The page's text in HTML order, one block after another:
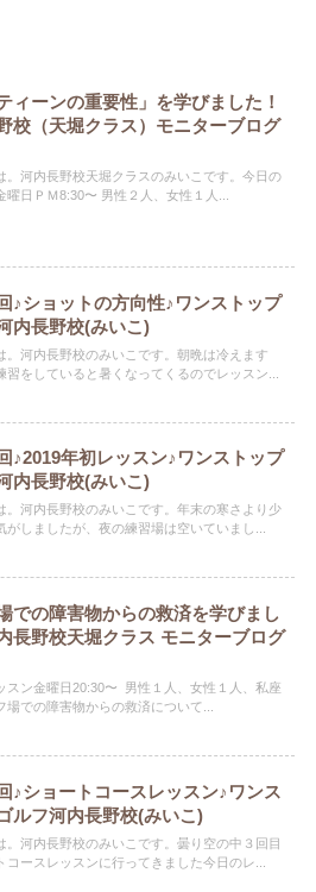
ィーンの重要性」を学びました！
校（天堀クラス）モニターブログ
。河内長野校天堀クラスのみいこです。今日の
曜日ＰＭ8:30〜 男性２人、女性１人...
♪ショットの方向性♪ワンストップ
内長野校(みいこ)
。河内長野校のみいこです。朝晩は冷えます
習をしていると暑くなってくるのでレッスン...
♪2019年初レッスン♪ワンストップ
内長野校(みいこ)
。河内長野校のみいこです。年末の寒さより少
がしましたが、夜の練習場は空いていまし...
での障害物からの救済を学びまし
長野校天堀クラス モニターブログ
スン金曜日20:30〜 男性１人、女性１人、私座
場での障害物からの救済について...
♪ショートコースレッスン♪ワンス
ルフ河内長野校(みいこ)
。河内長野校のみいこです。曇り空の中３回目
コースレッスンに行ってきました今日のレ...